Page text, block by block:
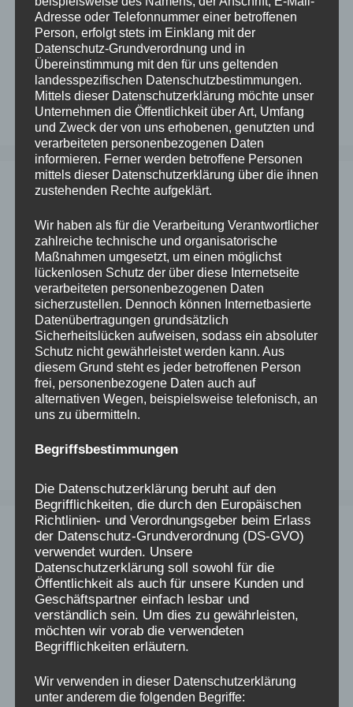
https://minnaspechtgms.freshdesk.com/support/home
Kontakt:
Minna Specht GMS Reutlingen
Carl-Diem-Straße 112
72760 Reutlingen
07121 – 303 45 62– Frau Lovrić
Adresse oder Telefonnummer einer betroffenen
Person, erfolgt stets im Einklang mit der
Datenschutz-Grundverordnung und in
Übereinstimmung mit den für uns geltenden
landesspezifischen Datenschutzbestimmungen.
Mittels dieser Datenschutzerklärung möchte unser
Unternehmen die Öffentlichkeit über Art, Umfang
und Zweck der von uns erhobenen, genutzten und
verarbeiteten personenbezogenen Daten
informieren. Ferner werden betroffene Personen
mittels dieser Datenschutzerklärung über die ihnen
zustehenden Rechte aufgeklärt.
Wir haben als für die Verarbeitung Verantwortlicher
zahlreiche technische und organisatorische
Maßnahmen umgesetzt, um einen möglichst
lückenlosen Schutz der über diese Internetseite
verarbeiteten personenbezogenen Daten
sicherzustellen. Dennoch können Internetbasierte
Datenübertragungen grundsätzlich
Sicherheitslücken aufweisen, sodass ein absoluter
Schutz nicht gewährleistet werden kann. Aus
diesem Grund steht es jeder betroffenen Person
frei, personenbezogene Daten auch auf
alternativen Wegen, beispielsweise telefonisch, an
uns zu übermitteln.
Begriffsbestimmungen
Die Datenschutzerklärung beruht auf den
Begrifflichkeiten, die durch den Europäischen
Richtlinien- und Verordnungsgeber beim Erlass
der Datenschutz-Grundverordnung (DS-GVO)
verwendet wurden. Unsere
Datenschutzerklärung soll sowohl für die
Öffentlichkeit als auch für unsere Kunden und
Geschäftspartner einfach lesbar und
verständlich sein. Um dies zu gewährleisten,
möchten wir vorab die verwendeten
Begrifflichkeiten erläutern.
Wir verwenden in dieser Datenschutzerklärung
unter anderem die folgenden Begriffe: